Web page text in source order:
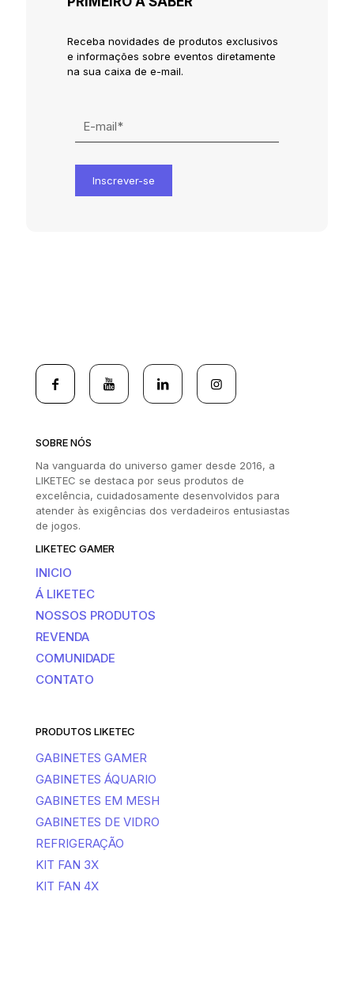
Receba novidades de produtos exclusivos
e informações sobre eventos diretamente
na sua caixa de e-mail.
SOBRE NÓS
Na vanguarda do universo gamer desde 2016, a
LIKETEC se destaca por seus produtos de
excelência, cuidadosamente desenvolvidos para
atender às exigências dos verdadeiros entusiastas
de jogos.
LIKETEC GAMER
INICIO
Á LIKETEC
NOSSOS PRODUTOS
REVENDA
COMUNIDADE
CONTATO
PRODUTOS LIKETEC
GABINETES GAMER
GABINETES ÁQUARIO
GABINETES EM MESH
GABINETES DE VIDRO
REFRIGERAÇÃO
KIT FAN 3X
KIT FAN 4X